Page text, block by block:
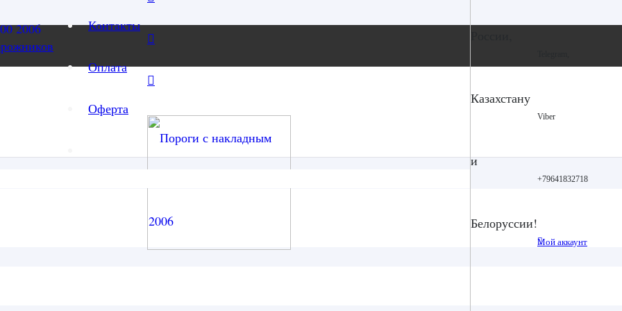
Контакты
Оплата
Оферта
Казахстану
и
Белоруссии!
Viber
+79641832718
Мой аккаунт